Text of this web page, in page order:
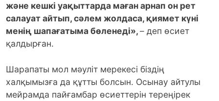
және кешкі уақыттарда маған арнап он рет
салауат айтып, сәлем жолдаса, қиямет күні
менің шапағатыма бөленеді»,– деп өсиет
қалдырған.
Шарапаты мол мәуліт мерекесі біздің
халқымызға да құтты болсын. Осынау айтулы
мейрамда пайғамбар өсиеттерін тереңірек